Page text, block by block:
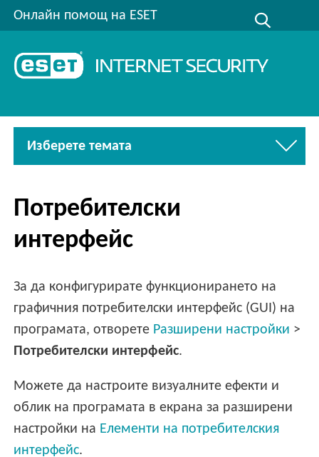
Онлайн помощ на ESET
Изберете темата
Потребителски
интерфейс
За да конфигурирате функционирането на
графичния потребителски интерфейс (GUI) на
програмата, отворете Разширени настройки >
Потребителски интерфейс.
Можете да настроите визуалните ефекти и
облик на програмата в екрана за разширени
настройки на Елементи на потребителския
интерфейс.